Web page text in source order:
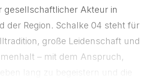
gesellschaftlicher Akteur in
der Region. Schalke 04 steht für
große Leidenschaft und
– mit dem Anspruch,
lang zu begeistern und die